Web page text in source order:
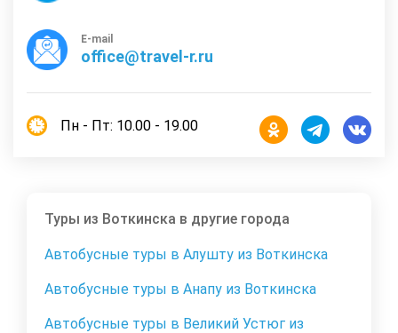
E-mail
office@travel-r.ru
Пн - Пт: 10.00 - 19.00
Туры из Воткинска в другие города
Автобусные туры в Алушту из Воткинска
Автобусные туры в Анапу из Воткинска
Автобусные туры в Великий Устюг из